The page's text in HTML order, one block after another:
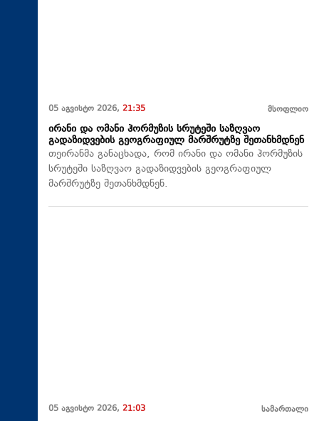
05 აგვისტო 2026, 21:35 მსოფლიო
ირანი და ომანი ჰორმუზის სრუტეში საზღვაო
გადაზიდვების გეოგრაფიულ მარშრუტზე შეთანხმდნენ
თეირანმა განაცხადა, რომ ირანი და ომანი ჰორმუზის
სრუტეში საზღვაო გადაზიდვების გეოგრაფიულ
მარშრუტზე შეთანხმდნენ.
05 აგვისტო 2026, 21:03 სამართალი